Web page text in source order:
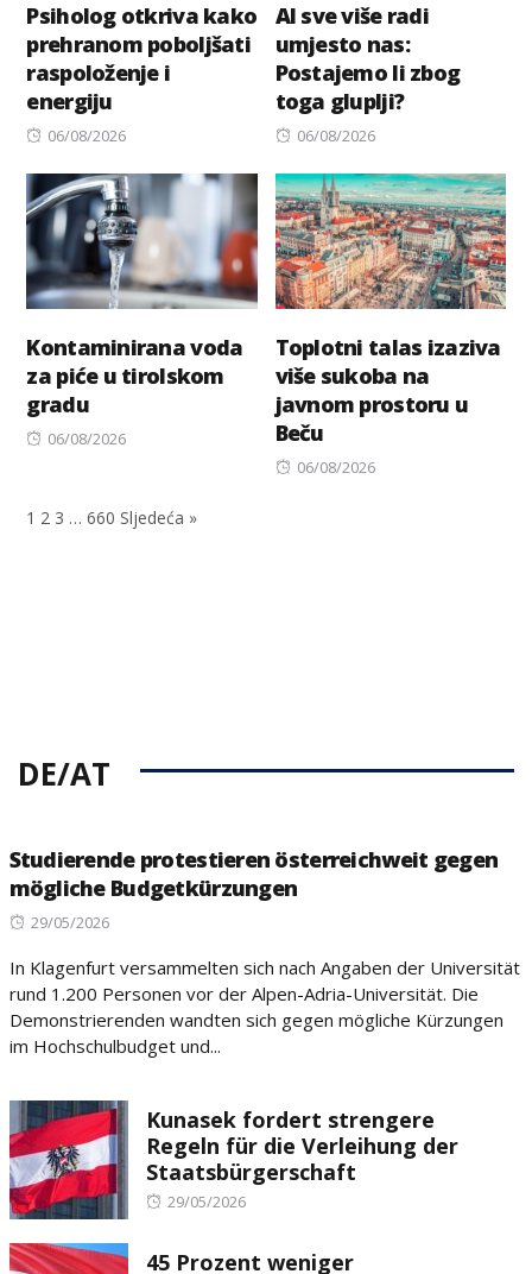
Psiholog otkriva kako
prehranom poboljšati
raspoloženje i
energiju
Posted
06/08/2026
AI sve više radi
umjesto nas:
Postajemo li zbog
toga gluplji?
Posted
06/08/2026
Kontaminirana voda
za piće u tirolskom
gradu
Posted
06/08/2026
Toplotni talas izaziva
više sukoba na
javnom prostoru u
Beču
Posted
06/08/2026
1 2 3 … 660 Sljedeća »
DE/AT
Studierende protestieren österreichweit gegen
mögliche Budgetkürzungen
Posted
29/05/2026
In Klagenfurt versammelten sich nach Angaben der Universität
rund 1.200 Personen vor der Alpen-Adria-Universität. Die
Demonstrierenden wandten sich gegen mögliche Kürzungen
im Hochschulbudget und...
Kunasek fordert strengere
Regeln für die Verleihung der
Staatsbürgerschaft
Posted
29/05/2026
45 Prozent weniger